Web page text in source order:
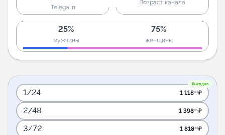
Telega.in
Возраст канала
25%
мужчины
75%
женщины
Выгодно
1/24 1 118.88₽
2/48 1 398.60₽
3/72 1 818.18₽